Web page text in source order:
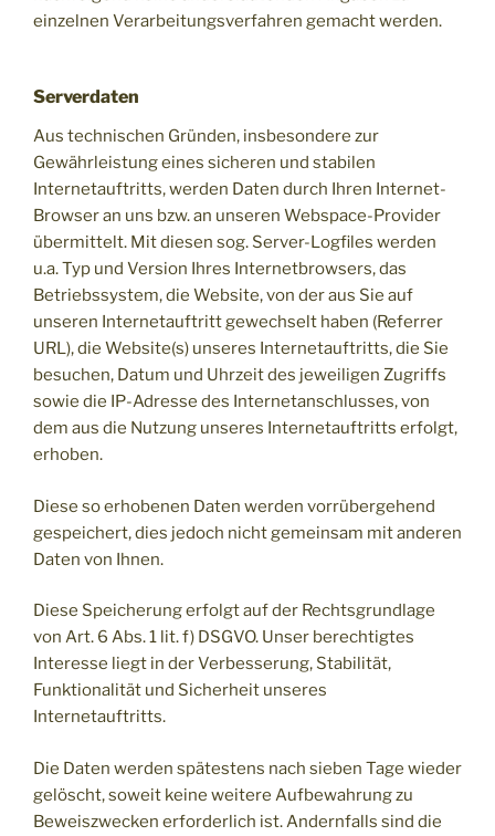
einzelnen Verarbeitungsverfahren gemacht werden.
Serverdaten
Aus technischen Gründen, insbesondere zur
Gewährleistung eines sicheren und stabilen
Internetauftritts, werden Daten durch Ihren Internet-
Browser an uns bzw. an unseren Webspace-Provider
übermittelt. Mit diesen sog. Server-Logfiles werden
u.a. Typ und Version Ihres Internetbrowsers, das
Betriebssystem, die Website, von der aus Sie auf
unseren Internetauftritt gewechselt haben (Referrer
URL), die Website(s) unseres Internetauftritts, die Sie
besuchen, Datum und Uhrzeit des jeweiligen Zugriffs
sowie die IP-Adresse des Internetanschlusses, von
dem aus die Nutzung unseres Internetauftritts erfolgt,
erhoben.
Diese so erhobenen Daten werden vorrübergehend
gespeichert, dies jedoch nicht gemeinsam mit anderen
Daten von Ihnen.
Diese Speicherung erfolgt auf der Rechtsgrundlage
von Art. 6 Abs. 1 lit. f) DSGVO. Unser berechtigtes
Interesse liegt in der Verbesserung, Stabilität,
Funktionalität und Sicherheit unseres
Internetauftritts.
Die Daten werden spätestens nach sieben Tage wieder
gelöscht, soweit keine weitere Aufbewahrung zu
Beweiszwecken erforderlich ist. Andernfalls sind die